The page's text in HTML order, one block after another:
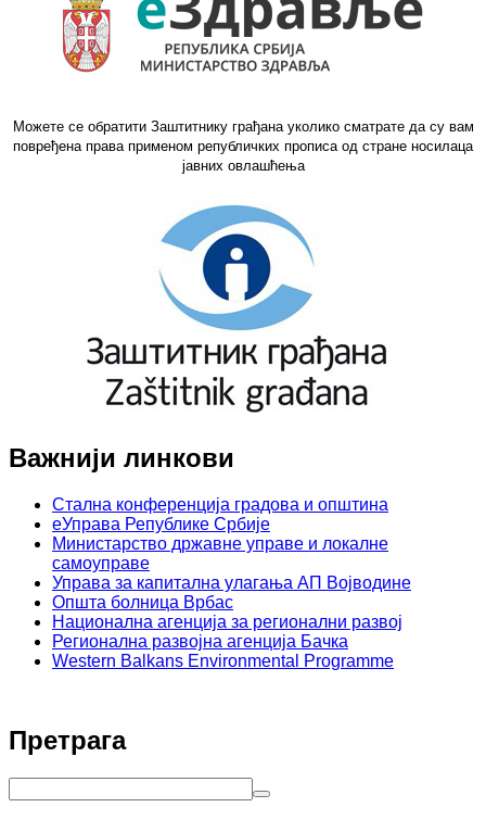
Можете се обратити Заштитнику грађана уколико сматрате да су вам
повређена права применом републичких прописа од стране носилаца
јавних овлашћења
Важнији линкови
Стална конференција градова и општина
еУправа Републике Србије
Министарство државне управе и локалне
самоуправе
Управа за капитална улагања АП Војводине
Општа болница Врбас
Национална агенција за регионални развој
Регионална развојна агенција Бачка
Western Balkans Environmental Programme
Претрага